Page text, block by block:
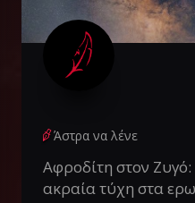
Άστρα να λένε
Αφροδίτη στον
ακραία τύχη στα